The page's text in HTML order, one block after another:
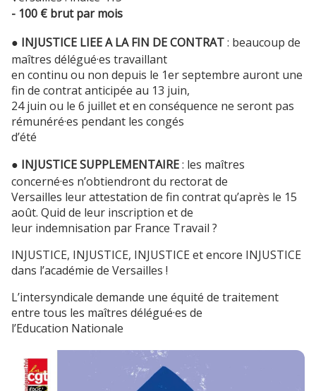
- 100 € brut par mois
● INJUSTICE LIEE A LA FIN DE CONTRAT: beaucoup de
maîtres délégué·es travaillant
en continu ou non depuis le 1er septembre auront une
fin de contrat anticipée au 13 juin,
24 juin ou le 6 juillet et en conséquence ne seront pas
rémunéré·es pendant les congés
d’été
● INJUSTICE SUPPLEMENTAIRE: les maîtres
concerné·es n’obtiendront du rectorat de
Versailles leur attestation de fin contrat qu’après le 15
août. Quid de leur inscription et de
leur indemnisation par France Travail ?
INJUSTICE, INJUSTICE, INJUSTICE et encore INJUSTICE
dans l’académie de Versailles !
L’intersyndicale demande une équité de traitement
entre tous les maîtres délégué·es de
l’Education Nationale